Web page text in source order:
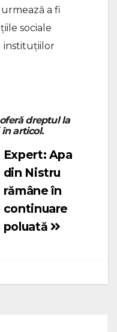
a fi
sociale
instituţiilor
dreptul la
articol.
Expert: Apa
din Nistru
rămâne în
continuare
poluată